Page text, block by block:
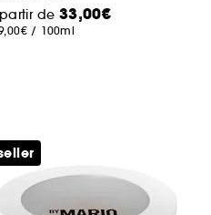
de 33,00€
/ 100ml